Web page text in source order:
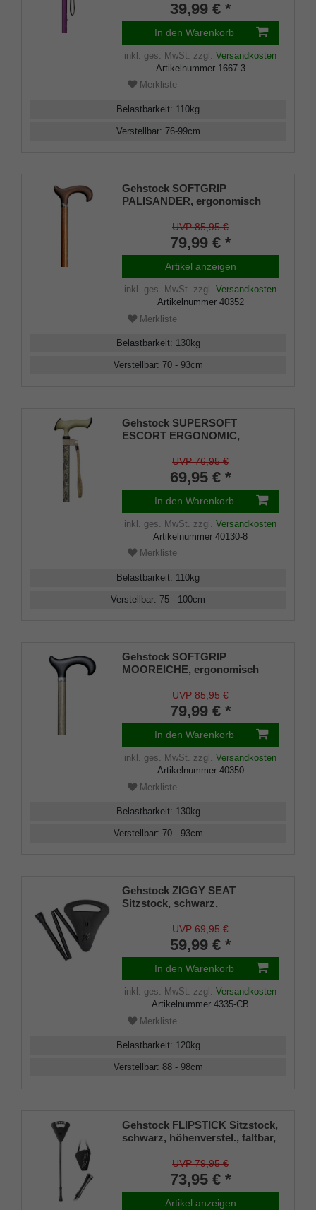
110 Kg, inkl. Tragschlaufe und
Gummipuffer
39,99 € *
In den Warenkorb
inkl. ges. MwSt. zzgl. Versandkosten
Artikelnummer 1667-3
Merkliste
Belastbarkeit: 110kg
Verstellbar: 76-99cm
Gehstock SOFTGRIP
PALISANDER, ergonomisch
höhenverstellbar Leichtmetall
mit Echtholz-Furnier in
Palisander-Look, Gummipuffer
UVP 85,95 €
79,99 € *
Artikel anzeigen
inkl. ges. MwSt. zzgl. Versandkosten
Artikelnummer 40352
Merkliste
Belastbarkeit: 130kg
Verstellbar: 70 - 93cm
Gehstock SUPERSOFT
ESCORT ERGONOMIC,
Stock höhenverstellbar
Leichtmetall in Paisley Design,
Kordelschlaufe und
Gummipuffer
UVP 76,95 €
69,95 € *
In den Warenkorb
inkl. ges. MwSt. zzgl. Versandkosten
Artikelnummer 40130-8
Merkliste
Belastbarkeit: 110kg
Verstellbar: 75 - 100cm
Gehstock SOFTGRIP
MOOREICHE, ergonomisch
höhenverstellbar Leichtmetall
mit Echtholz-Furnier in
Mooreiche-Look, Gummipuffer
UVP 85,95 €
79,99 € *
In den Warenkorb
inkl. ges. MwSt. zzgl. Versandkosten
Artikelnummer 40350
Merkliste
Belastbarkeit: 130kg
Verstellbar: 70 - 93cm
Gehstock ZIGGY SEAT
Sitzstock, schwarz,
Leichtmetall,Spezial
Klappsitz/Griff inklusive
Gummipuffer und Tasche, 88-
UVP 69,95 €
59,99 € *
In den Warenkorb
inkl. ges. MwSt. zzgl. Versandkosten
Artikelnummer 4335-CB
Merkliste
Belastbarkeit: 120kg
Verstellbar: 88 - 98cm
Gehstock FLIPSTICK Sitzstock,
schwarz, höhenverstel., faltbar,
Klappsitz/Griff inklusive
Gummipuffer und Tasche, 87-
UVP 79,95 €
73,95 € *
Artikel anzeigen